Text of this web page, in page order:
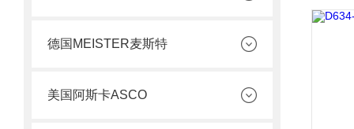
德国MEISTER麦斯特
美国阿斯卡ASCO